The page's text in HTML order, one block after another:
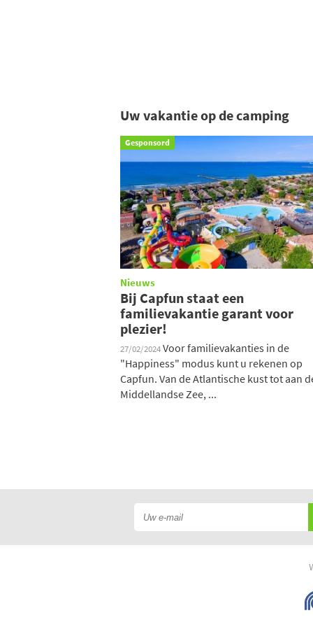
Uw vakantie op de camping
Gesponsord
Nieuws
Bij Capfun staat een
familievakantie garant voor
plezier!
27/02/2024Voor familievakanties in de
"Happiness" modus kunt u rekenen op
Capfun. Van de Atlantische kust tot aan
Middellandse Zee, ...